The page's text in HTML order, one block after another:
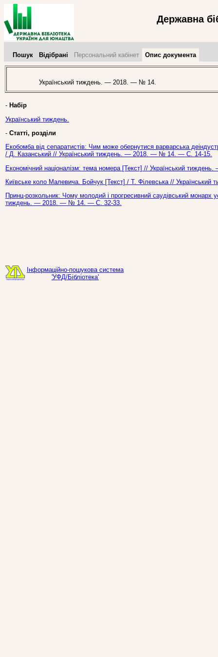
Державна
Пошук Відібрані Персональний кабінет Опис документа
Український тиждень. — 2018. — № 14.
- Набір
Український тиждень.
- Статті, розділи
Екобомба від сепаратистів: Чим може обернутися варварська
/ Д. Казанський // Український тиждень. — 2018. — № 14. — С. 14-15.
Економічний націоналізм: тема номера [Текст] // Український
Київське коло Малевича. Бойчук [Текст] / Т. Філевська //
Принц-розкольник: Чому молодий і прогресивний саудівський монарх
тиждень. — 2018. — № 14. — С. 32-33.
Інформаційно-пошукова система
'УФД/Бібліотека'